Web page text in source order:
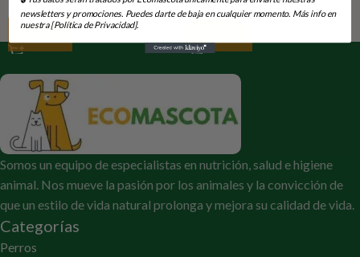
15,55€ 18,00€
Somos un equipo de especialistas en nutrición, salud e higiene
animal. Nos mueve la pasión por los animales y la convicción de
que un estilo de vida natural prolonga y mejora su calidad de vida.
Categorías
Perros
newsletters y promociones. Puedes darte de baja en cualquier momento. Más info en
nuestra [Política de Privacidad].